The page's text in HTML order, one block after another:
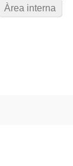
Àrea interna